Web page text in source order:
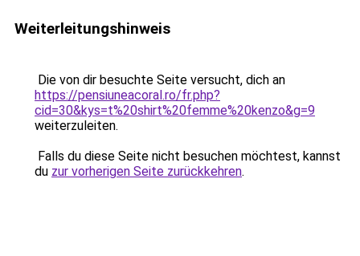
Weiterleitungshinweis
Die von dir besuchte Seite versucht, dich an
https://pensiuneacoral.ro/fr.php?
cid=30&kys=t%20shirt%20femme%20kenzo&g=9
weiterzuleiten.
Falls du diese Seite nicht besuchen möchtest, kannst
du zur vorherigen Seite zurückkehren.